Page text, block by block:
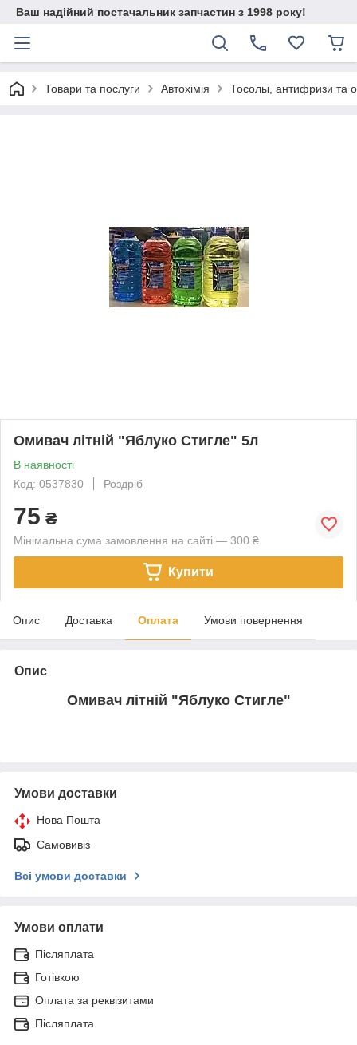
Ваш надійний постачальник запчастин з 1998 року!
Товари та послуги Автохімія Тосолы, антифризи та
Омивач літній "Яблуко Стигле" 5л
В наявності
Код: 0537830
Роздріб
75 ₴
Мінімальна сума замовлення на сайті — 300 ₴
Купити
Опис Доставка Оплата Умови повернення
Опис
Омивач літній "Яблуко Стигле"
Умови доставки
Нова Пошта
Самовивіз
Всі умови доставки
Умови оплати
Післяплата
Готівкою
Оплата за реквізитами
Післяплата